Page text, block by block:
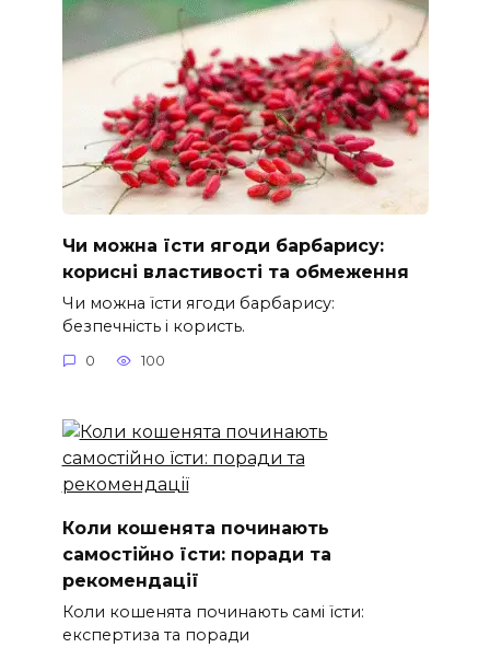
Чи можна їсти ягоди барбарису:
корисні властивості та обмеження
Чи можна їсти ягоди барбарису:
безпечність і користь.
0 100
Коли кошенята починають
самостійно їсти: поради та
рекомендації
Коли кошенята починають самі їсти:
експертиза та поради